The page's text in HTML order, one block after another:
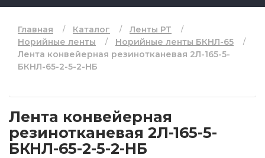
Главная Каталог
Ленты РТ
Норийные ленты
Норийные ленты БКНЛ-65
Лента конвейерная резинотканевая 2Л-165-5-
БКНЛ-65-2-5-2-НБ
Лента конвейерная
резинотканевая 2Л-165-5-
БКНЛ-65-2-5-2-НБ